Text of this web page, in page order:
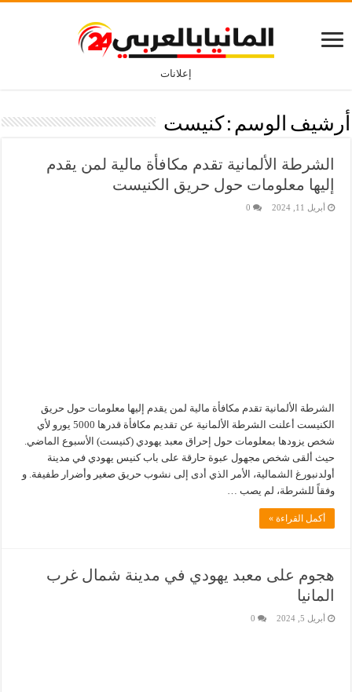
إعلانات
أرشيف الوسم : كنيست
الشرطة الألمانية تقدم مكافأة مالية لمن يقدم
إليها معلومات حول حريق الكنيست
أبريل 11, 2024 0
الشرطة الألمانية تقدم مكافأة مالية لمن يقدم إليها معلومات حول حريق
الكنيست أعلنت الشرطة الألمانية عن تقديم مكافأة قدرها 5000 يورو لأي
شخص يزودها بمعلومات حول إحراق معبد يهودي (كنيست) الأسبوع الماضي.
حيث ألقى شخص مجهول عبوة حارقة على باب كنيس يهودي في مدينة
أولدنبورغ الشمالية، الأمر الذي أدى إلى نشوب حريق صغير وأضرار طفيفة. و
وفقاً للشرطة، لم يصب …
أكمل القراءة »
هجوم على معبد يهودي في مدينة شمال غرب
المانيا
أبريل 5, 2024 0